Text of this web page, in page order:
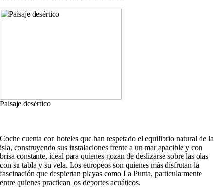
Paisaje desértico
Coche cuenta con hoteles que han respetado el equilibrio natural de la
isla, construyendo sus instalaciones frente a un mar apacible y con
brisa constante, ideal para quienes gozan de deslizarse sobre las olas
con su tabla y su vela. Los europeos son quienes más disfrutan la
fascinación que despiertan playas como La Punta, particularmente
entre quienes practican los deportes acuáticos.